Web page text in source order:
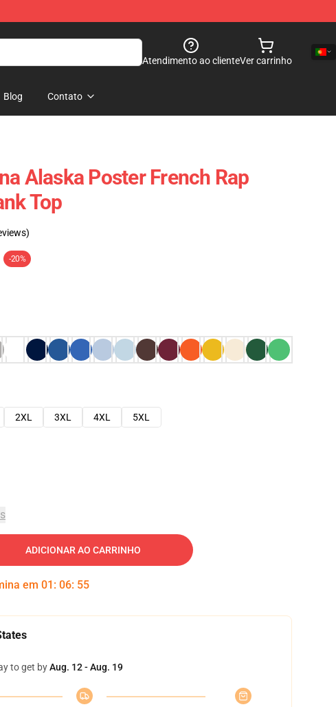
Atendimento ao clienteVer carrinho
Blog Contato
Alaska Poster French Rap
Top
-20%
2XL 3XL 4XL
5XL
ADICIONAR AO CARRINHO
em 01 : 06: 54
to get byAug. 12 - Aug. 19